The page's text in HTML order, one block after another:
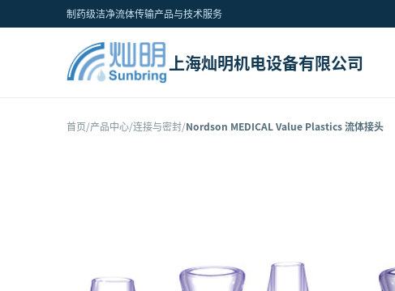
制药级洁净流体传输产品与技术服务
上海灿明机电设备有限公司
首页/产品中心/连接与密封/Nordson MEDICAL Value Plastics 流体接头